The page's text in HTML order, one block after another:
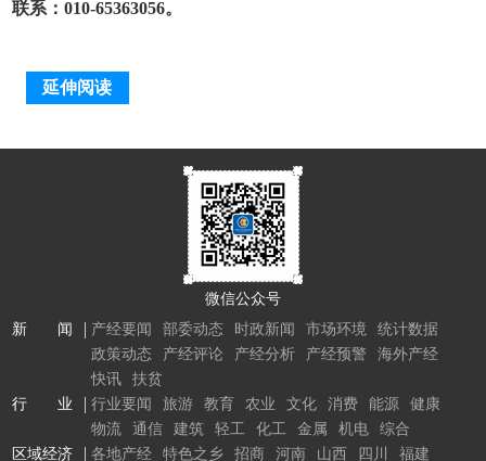
联系：010-65363056。
延伸阅读
微信公众号
新 闻
产经要闻 部委动态 时政新闻 市场环境
统计数据
政策动态
产经评论 产经分析 产经预警
海外产经
快讯
扶贫
行 业
行业要闻 旅游 教育 农业 文化 消费 能源
健康
物流
通信 建筑 轻工 化工 金属 机电
综合
区域经济
各地产经 特色之乡 招商 河南 山西 四川 福建